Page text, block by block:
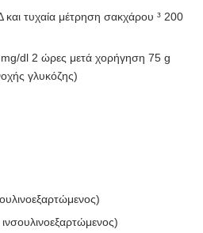
τυχαία μέτρηση σακχάρου ³ 200
dl 2 ώρες μετά χορήγηση 75 g
γλυκόζης)